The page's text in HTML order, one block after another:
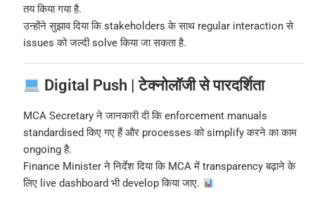
तय किया गया है.
उन्होंने सुझाव दिया कि stakeholders के साथ regular interaction से
issues को जल्दी solve किया जा सकता है.
Digital Push | टेक्नोलॉजी से पारदर्शिता
MCA Secretary ने जानकारी दी कि enforcement manuals
standardised किए गए हैं और processes को simplify करने का काम
ongoing है.
Finance Minister ने निर्देश दिया कि MCA में transparency बढ़ाने के
लिए live dashboard भी develop किया जाए.